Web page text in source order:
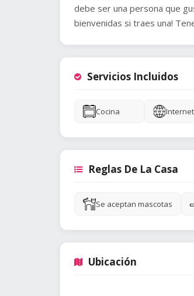
debe ser una persona que
bienvenidas si traes una!
Servicios Incluidos
Cocina Internet
Reglas De La Casa
Se aceptan mascotas
Ubicación